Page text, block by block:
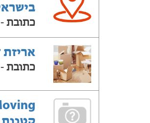
כתובת
אריזת
כתובת